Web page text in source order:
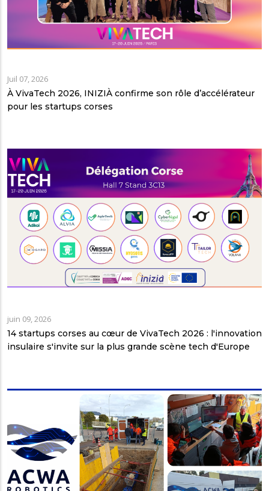
Juil 07, 2026
À VivaTech 2026, INIZIÀ confirme son rôle d’accélérateur
pour les startups corses
juin 09, 2026
14 startups corses au cœur de VivaTech 2026 : l'innovation
insulaire s'invite sur la plus grande scène tech d'Europe